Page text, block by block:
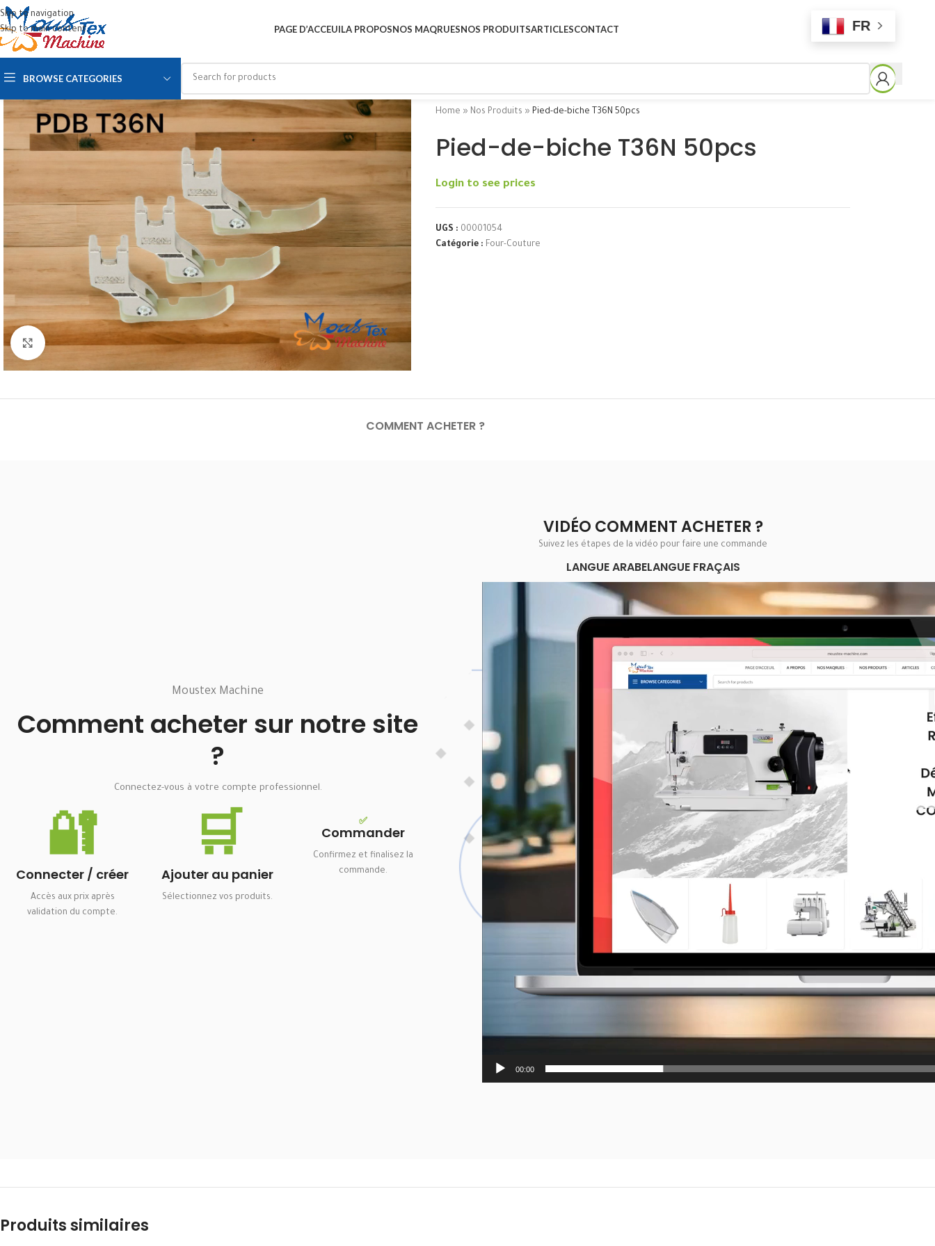
Skip to navigation
Skip to main content
PAGE D’ACCEUILA PROPOSNOS MAQRUESNOS PRODUITSARTICLESCONTACT FR
BROWSE CATEGORIES
Home » Nos Produits » Pied-de-biche T36N 50pcs
Pied-de-biche T36N 50pcs
Login to see prices
UGS : 00001054
Catégorie : Four-Couture
COMMENT ACHETER ?
Moustex Machine
Comment acheter sur notre site
?
Connectez-vous à votre compte professionnel.
🔐
Connecter / créer
Accès aux prix après
validation du compte.
🛒
Ajouter au panier
Sélectionnez vos produits.
✅
Commander
Confirmez et finalisez la
commande.
VIDÉO COMMENT ACHETER ?
Suivez les étapes de la vidéo pour faire une commande
LANGUE ARABELANGUE FRAÇAIS
00:00
Produits similaires